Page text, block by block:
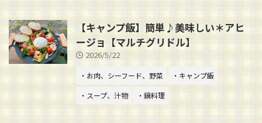
【キャンプ飯】簡単♪美味しい＊アヒ
ージョ【マルチグリドル】
2026/5/22
・お肉、シーフード、野菜
・キャンプ飯
・スープ、汁物
・鍋料理